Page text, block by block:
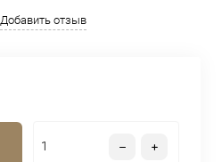
Добавить отзыв